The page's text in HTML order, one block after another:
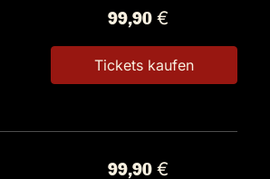
99,90 €
Tickets kaufen
99,90 €